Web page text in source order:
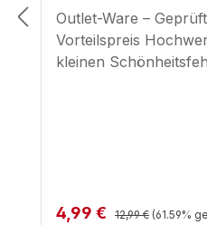
Outlet-Ware –
Vorteilspreis
kleinen
Pads für den
Verkaufspreis:
4,99 € Regulärer Preis:
12,99 € (61.59%